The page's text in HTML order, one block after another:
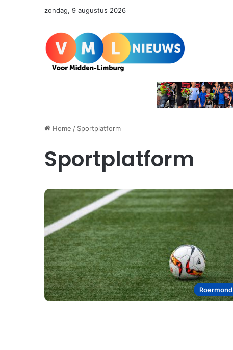
zondag, 9 augustus 2026
Home / Sportplatform
Sportplatform
Roermond